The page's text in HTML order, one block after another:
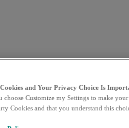
Cookies and Your Privacy Choice Is
choose Customize my Settings to make
Cookies and that you understand this